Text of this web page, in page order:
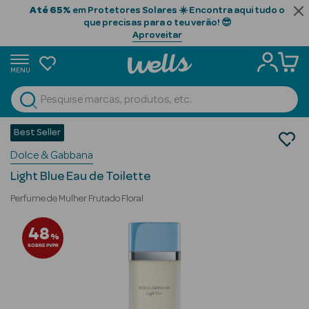
Até 65% em Protetores Solares ☀️ Encontra aqui tudo o
que precisas para o teu verão! 😎
Aproveitar
MENU
Ver Tudo
Beauty Season
Beauty Season
Cabelo
Profissional
Beauty Season
Cosmética
Perfumes
Perfumes Mulher
Eau de Toilette
Best Seller
Dolce & Gabbana
Light Blue Eau de Toilette
Perfume de Mulher Frutado Floral
48%
SOBRE PVPR